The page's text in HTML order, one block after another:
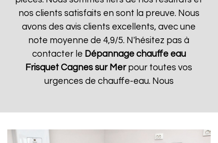
nos clients satisfaits en sont la preuve. Nous
avons des avis clients excellents, avec une
note moyenne de 4,9/5. N'hésitez pas à
contacter le Dépannage chauffe eau
Frisquet Cagnes sur Merpour toutes vos
urgences de chauffe-eau. Nous